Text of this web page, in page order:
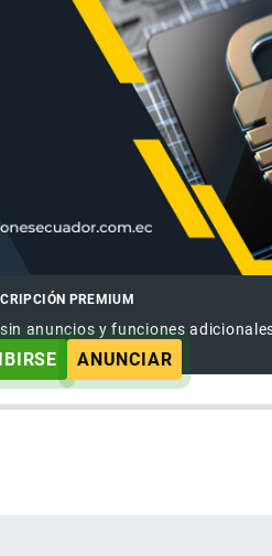
PREMIUM
anuncios y funciones
ANUNCIAR